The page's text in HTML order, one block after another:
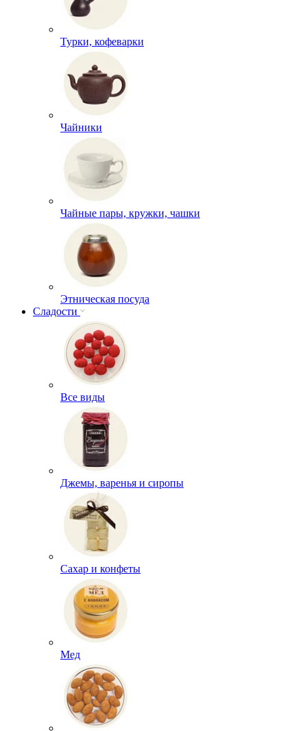
Турки, кофеварки
Чайники
Чайные пары, кружки, чашки
Этническая посуда
Сладости
Все виды
Джемы, варенья и сиропы
Сахар и конфеты
Мед